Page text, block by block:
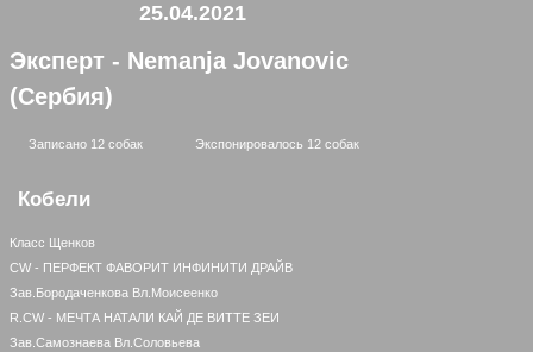
Экспонировалось 12 собак
25.04.2021
Эксперт - Nemanja Jovanovic
(Сербия)
Класс Щенков
CW - ПЕРФЕКТ ФАВОРИТ ИНФИНИТИ ДРАЙВ
Зав.Бородаченкова Вл.Моисеенко
R.CW - МЕЧТА НАТАЛИ КАЙ ДЕ ВИТТЕ ЗЕИ
Зав.Самознаева Вл.Соловьева
Кобели
Записано 12 собак